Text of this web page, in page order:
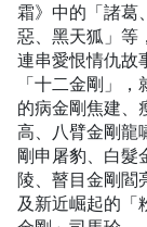
霜》中的「諸葛
惡、黑天狐」等
連串愛恨情仇故
「十二金剛」
的病金剛焦建、
高、八臂金剛龍
剛申屠豹、白髮
陵、瞽目金剛閻
及新近崛起的「